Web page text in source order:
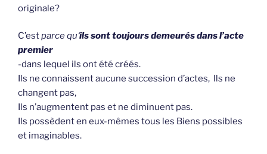
originale?
C’estparce qu‘ils sont toujours demeurés dans l’acte
premier
-dans lequel ils ont été créés.
Ils ne connaissent aucune succession d’actes, Ils ne
changent pas,
Ils n’augmentent pas et ne diminuent pas.
Ils possèdent en eux-mêmes tous les Biens possibles
et imaginables.